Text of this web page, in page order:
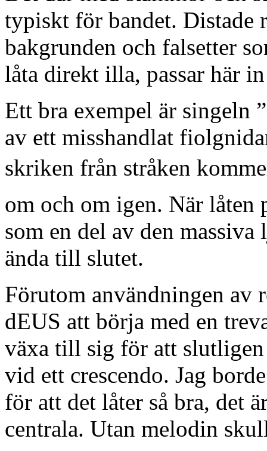
typiskt för bandet. Distade
bakgrunden och falsetter
låta direkt illa, passar här
Ett bra exempel är singeln
av ett misshandlat
skriken från stråken
om och om igen. När låten
som en del av den
ända till slutet.
Förutom användningen av
dEUS att börja med en
växa till sig för att
vid ett crescendo. Jag
för att det låter så bra, det
centrala. Utan melodin